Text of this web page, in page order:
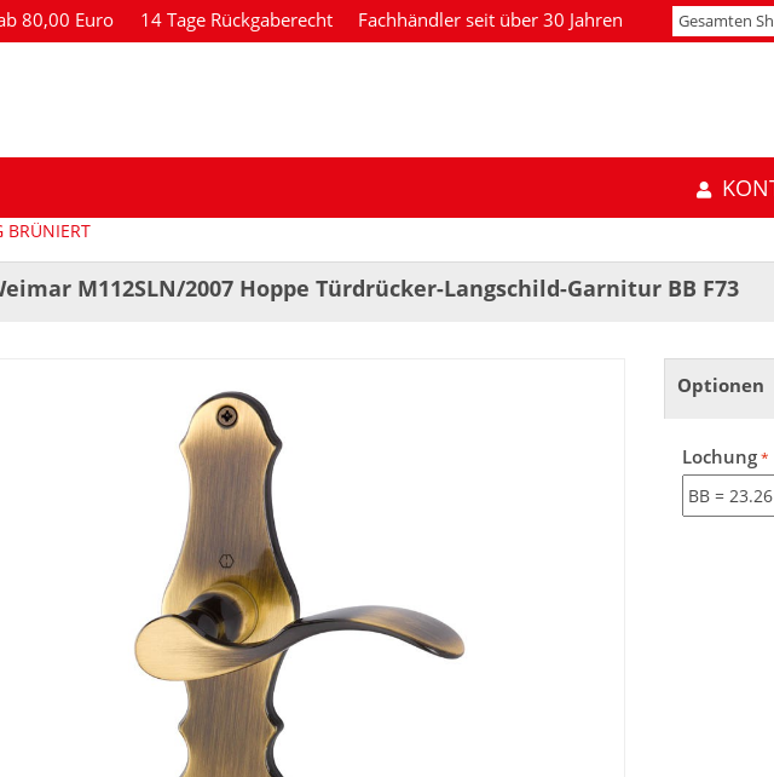
80,00 Euro 14 Tage Rückgaberecht Fachhändler seit über 30 Jahren
BRÜNIERT
M112SLN/2007 Hoppe Türdrücker-Langschild-Garnitur BB F73
Optionen
Lochung